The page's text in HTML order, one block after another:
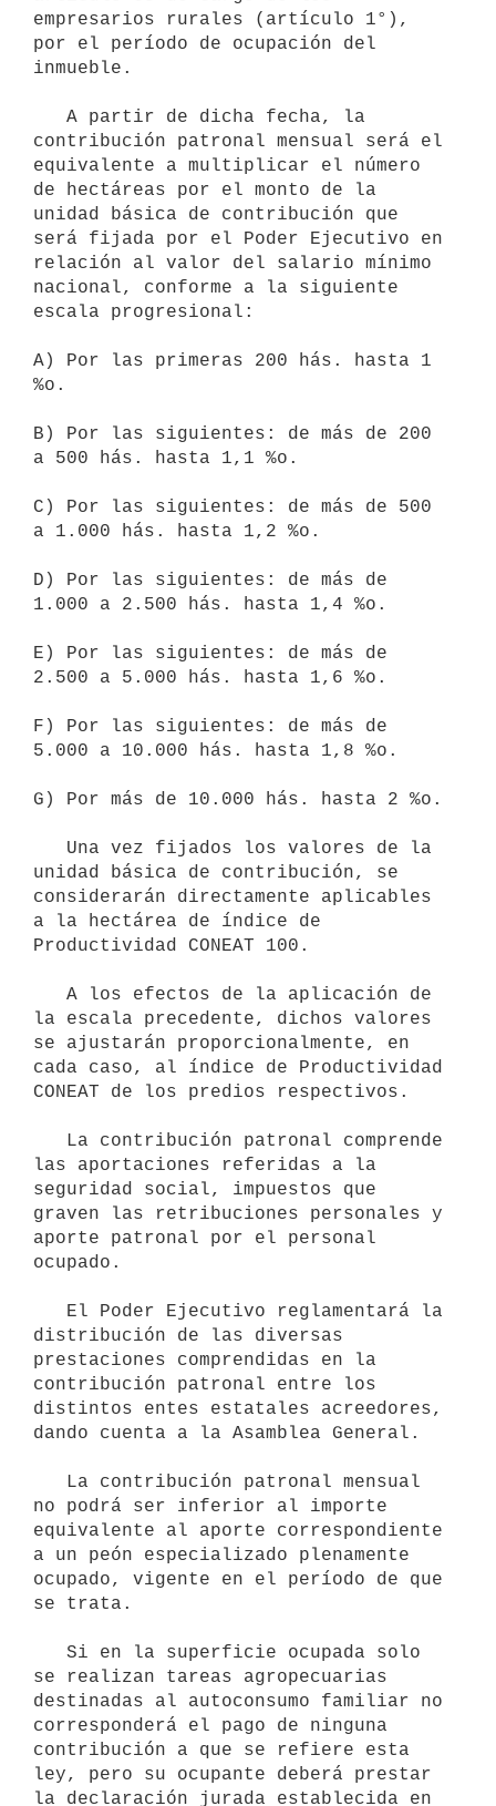
empresarios rurales (artículo 1°),
por el período de ocupación del
inmueble.
contribución patronal mensual será el
equivalente a multiplicar el número
de hectáreas por el monto de la
unidad básica de contribución que
será fijada por el Poder Ejecutivo en
relación al valor del salario mínimo
nacional, conforme a la siguiente
escala progresional:
A) Por las primeras 200 hás. hasta 1
%o.
B) Por las siguientes: de más de 200
a 500 hás. hasta 1,1 %o.
C) Por las siguientes: de más de 500
a 1.000 hás. hasta 1,2 %o.
D) Por las siguientes: de más de
1.000 a 2.500 hás. hasta 1,4 %o.
E) Por las siguientes: de más de
2.500 a 5.000 hás. hasta 1,6 %o.
F) Por las siguientes: de más de
5.000 a 10.000 hás. hasta 1,8 %o.
G) Por más de 10.000 hás. hasta 2 %o.
unidad básica de contribución, se
considerarán directamente aplicables
a la hectárea de índice de
Productividad CONEAT 100.
la escala precedente, dichos valores
se ajustarán proporcionalmente, en
cada caso, al índice de Productividad
CONEAT de los predios respectivos.
las aportaciones referidas a la
seguridad social, impuestos que
graven las retribuciones personales y
aporte patronal por el personal
ocupado.
distribución de las diversas
prestaciones comprendidas en la
contribución patronal entre los
distintos entes estatales acreedores,
dando cuenta a la Asamblea General.
no podrá ser inferior al importe
equivalente al aporte correspondiente
a un peón especializado plenamente
ocupado, vigente en el período de que
se trata.
se realizan tareas agropecuarias
destinadas al autoconsumo familiar no
corresponderá el pago de ninguna
contribución a que se refiere esta
ley, pero su ocupante deberá prestar
la declaración jurada establecida en